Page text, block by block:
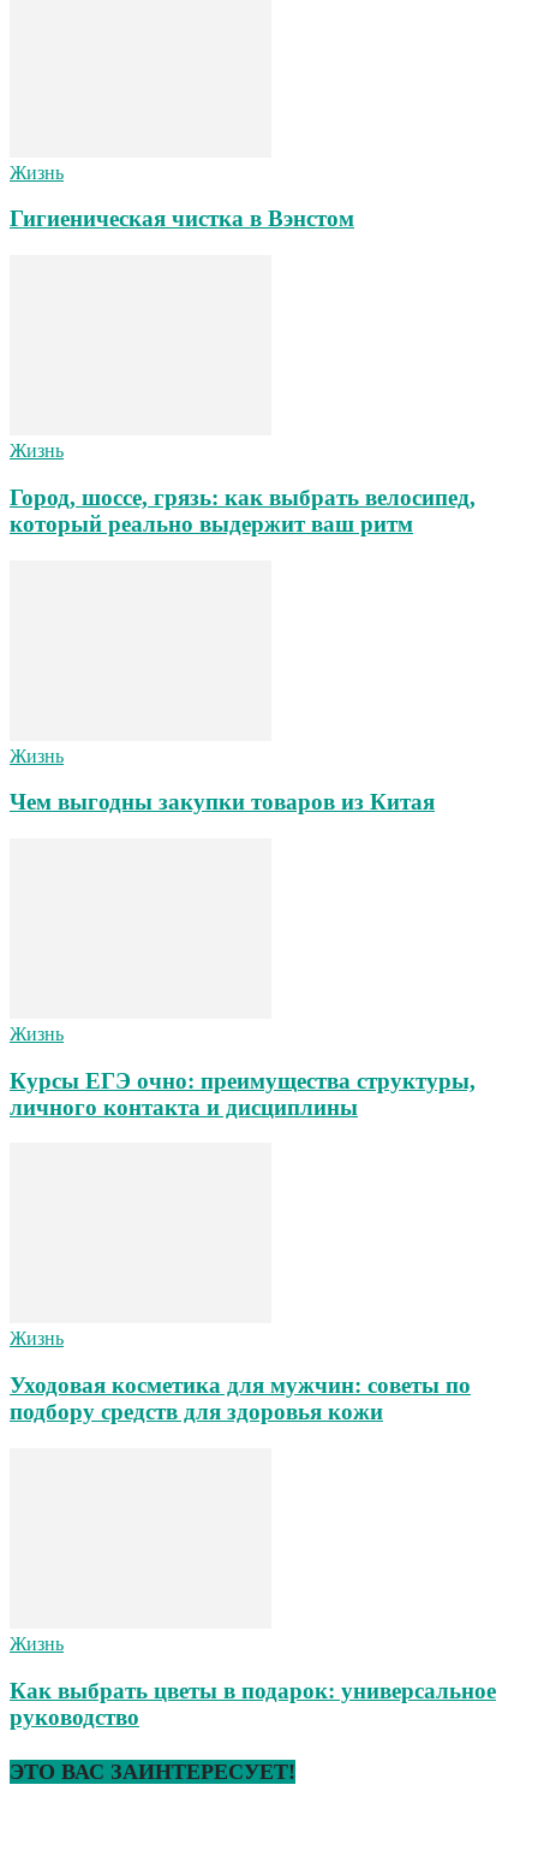
Жизнь
Гигиеническая чистка в Вэнстом
Жизнь
Город, шоссе, грязь: как выбрать велосипед,
который реально выдержит ваш ритм
Жизнь
Чем выгодны закупки товаров из Китая
Жизнь
Курсы ЕГЭ очно: преимущества структуры,
личного контакта и дисциплины
Жизнь
Уходовая косметика для мужчин: советы по
подбору средств для здоровья кожи
Жизнь
Как выбрать цветы в подарок: универсальное
руководство
ЭТО ВАС ЗАИНТЕРЕСУЕТ!